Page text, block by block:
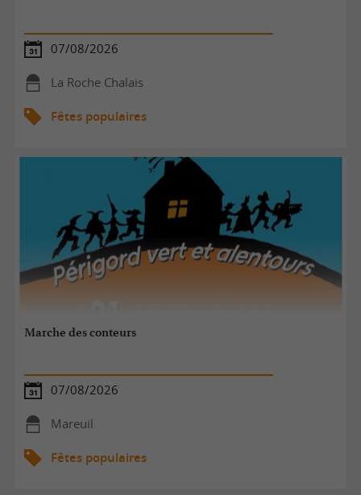
07/08/2026
La Roche Chalais
Fêtes populaires
Marche des conteurs
07/08/2026
Mareuil
Fêtes populaires